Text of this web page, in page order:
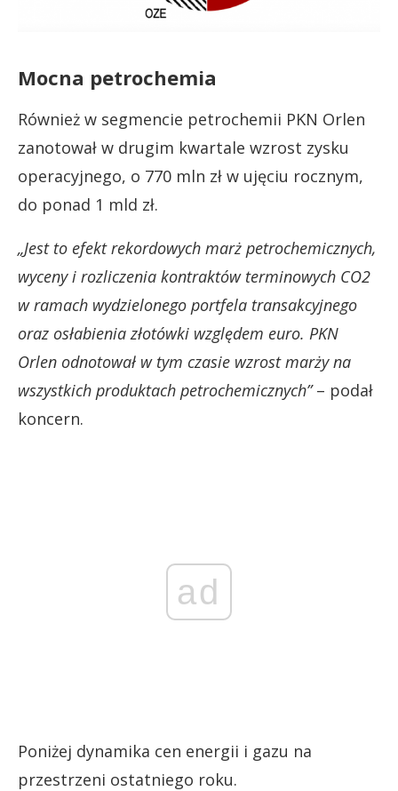
Mocna petrochemia
Również w segmencie petrochemii PKN Orlen
zanotował w drugim kwartale wzrost zysku
operacyjnego, o 770 mln zł w ujęciu rocznym,
do ponad 1 mld zł.
„Jest to efekt rekordowych marż petrochemicznych,
wyceny i rozliczenia kontraktów terminowych CO2
w ramach wydzielonego portfela transakcyjnego
oraz osłabienia złotówki względem euro. PKN
Orlen odnotował w tym czasie wzrost marży na
wszystkich produktach petrochemicznych”– podał
koncern.
ad
Poniżej dynamika cen energii i gazu na
przestrzeni ostatniego roku.